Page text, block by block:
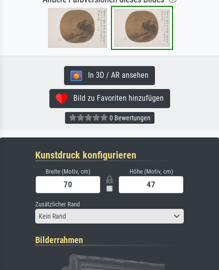
In 3D / AR ansehen
Bild zu Favoriten hinzufügen
0 Bewertungen
Kunstdruck konfigurieren
Breite (Motiv, cm) Höhe (Motiv, cm)
Zusätzlicher Rand
Kein Rand
Bilderrahmen